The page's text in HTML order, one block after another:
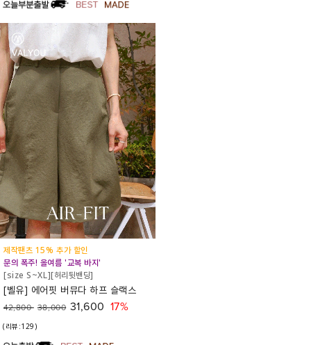
제작팬츠 15% 추가 할인
문의 폭주! 올여름 '교복 바지'
[size S~XL][허리뒷밴딩]
[벨유] 에어핏 버뮤다 하프 슬랙스
42,800 38,000 31,600 17%
(리뷰:129)